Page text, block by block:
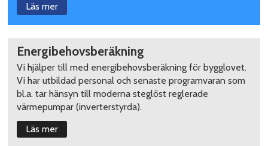
Läs mer
Energibehovsberäkning
Vi hjälper till med energibehovsberäkning för bygglovet.
Vi har utbildad personal och senaste programvaran som
bl.a. tar hänsyn till moderna steglöst reglerade
värmepumpar (inverterstyrda).
Läs mer